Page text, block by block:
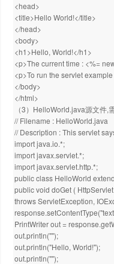
<head>
<title>Hello World!</title>
</head>
<body>
<h1>Hello, World!</h1>
<p>The current time : <%=
<p>To run the servlet
</body>
</html>
（3）HelloWorld.java源文件
// Filename : HelloWorld.java
// Description : This servlet
import java.io.*;
import javax.servlet.*;
import javax.servlet.http.*;
public class HelloWorld
public void doGet (
throws ServletException,
PrintWriter out =
out.println("");
out.println("Hello, World!");
out.println("");